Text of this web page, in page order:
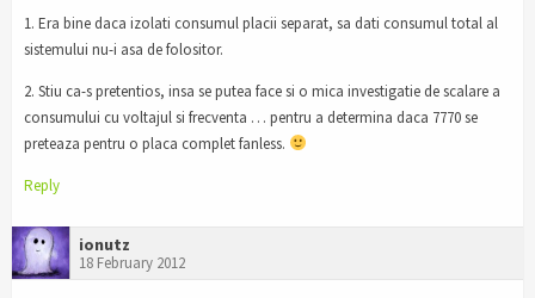
1. Era bine daca izolati consumul placii separat, sa dati consumul total al
sistemului nu-i asa de folositor.
2. Stiu ca-s pretentios, insa se putea face si o mica investigatie de scalare a
consumului cu voltajul si frecventa … pentru a determina daca 7770 se
preteaza pentru o placa complet fanless.
Reply
ionutz
18 February 2012